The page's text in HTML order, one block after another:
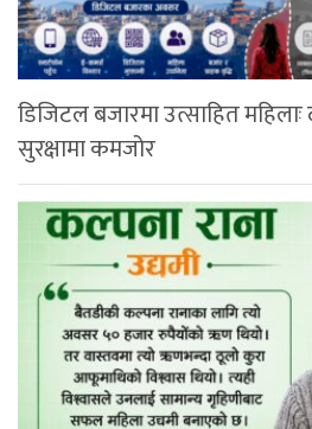
डिजिटल बजारमा उत्साहित महिलाः
सुरक्षामा कमजोर